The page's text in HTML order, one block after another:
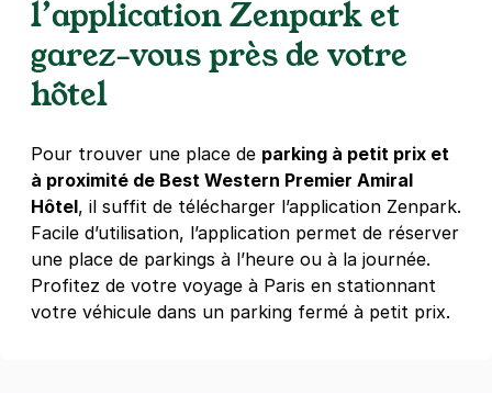
4,5(316 avis)
2,50 €/heure ,20 €/jour, 65 €/semaine(tarifs dégressifs)
Réserver
Paris - Notre Dame de La Gare -
Clisson
70 rue Clisson
75013Paris
4,6(330 avis)
2,50 €
/heure ,20 €/jour, 65 €/semaine (tarifs dégressifs)
l’application Zenpark et
garez-vous près de votre
hôtel
Pour trouver une place de parking à petit prix et
à proximité de Best Western Premier Amiral
Hôtel, il suffit de télécharger l’application Zenpark.
Facile d’utilisation, l’application permet de réserver
une place de parkings à l’heure ou à la journée.
Profitez de votre voyage à Paris en stationnant
votre véhicule dans un parking fermé à petit prix.